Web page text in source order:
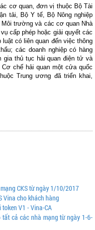
cơ quan, đơn vị thuộc Bộ Tài
tải, Bộ Y tế, Bộ Nông nghiệp
trường và các cơ quan Nhà
cấp phép hoặc giải quyết các
có liên quan đến việc thông
các doanh nghiệp có hàng
gia thủ tục hải quan điện tử và
chế hải quan một cửa quốc
Trung ương đã triển khai,
CKS từ ngày 1/10/2017
Vina cho khách hàng
V1 - Vina-CA
cả các nhà mạng từ ngày 1-6-